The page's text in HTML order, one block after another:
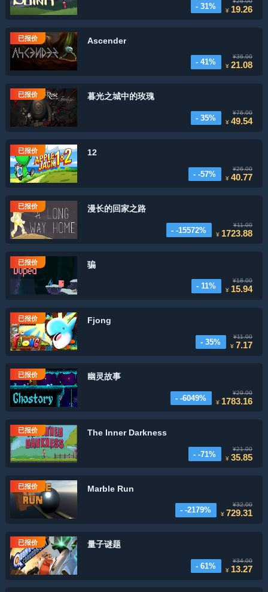
- 31%
¥ 19.26
已报价 Ascender
- 41%
¥36.00
¥21.08
已报价 暮光之城中的玫瑰
- 35%
¥76.00
¥49.54
已报价 12
- -57%
¥26.00
¥40.77
已报价 漫长的回家之路
- -15572%
¥11.00
¥ 1723.88
已报价 骗
- 11%
¥18.00
¥ 15.94
已报价 Fjong
- 35%
¥11.00
¥ 7.17
已报价 幽灵故事
- -6049%
¥29.00
¥ 1783.16
已报价 The Inner Darkness
- -71%
¥21.00
¥35.85
已报价 Marble Run
- -2179%
¥32.00
¥ 729.31
已报价 量子谜题
- 61%
¥34.00
¥ 13.27